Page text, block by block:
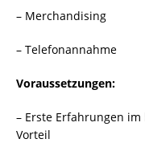
– Merchandising
– Telefonannahme
Voraussetzungen:
– Erste Erfahrungen
Vorteil